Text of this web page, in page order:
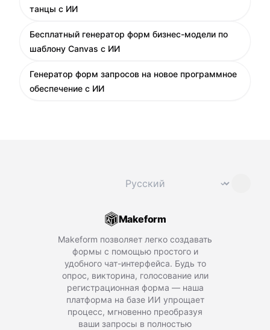
танцы с ИИ
Бесплатный генератор форм бизнес-модели по
шаблону Canvas с ИИ
Генератор форм запросов на новое программное
обеспечение с ИИ
⌄
Makeform
Makeform позволяет легко создавать
формы с помощью простого и
удобного чат-интерфейса. Будь то
опрос, викторина, голосование или
регистрационная форма — наша
платформа на базе ИИ упрощает
процесс, мгновенно преобразуя
ваши запросы в полностью